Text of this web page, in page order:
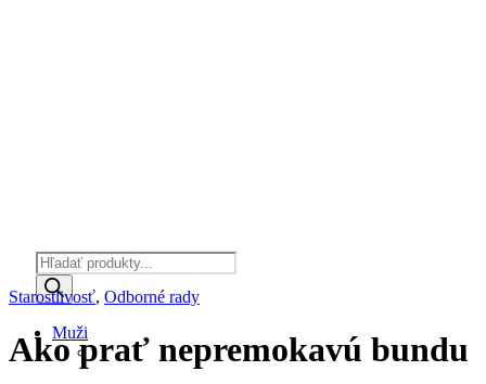
Products
search
Muži
Starostlivosť, Odborné rady
Ako prať nepremokavú bundu